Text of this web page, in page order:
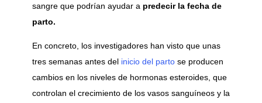
sangre que podrían ayudar a predecir la fecha de
parto.
En concreto, los investigadores han visto que unas
tres semanas antes del inicio del partose producen
cambios en los niveles de hormonas esteroides, que
controlan el crecimiento de los vasos sanguíneos y la